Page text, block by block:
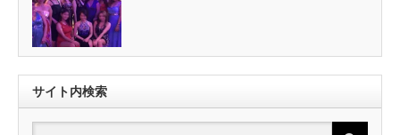
サイト内検索